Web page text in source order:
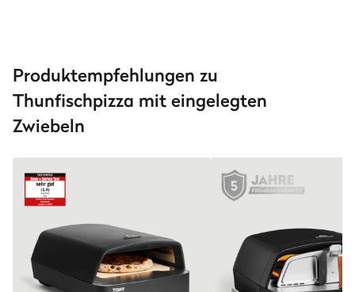
Produktempfehlungen zu
Thunfischpizza mit eingelegten
Zwiebeln